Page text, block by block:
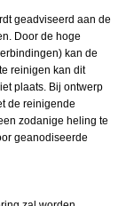
geadviseerd aan de
Door de hoge
kan de
reinigen kan dit
plaats. Bij ontwerp
de reinigende
zodanige heling te
geanodiseerde